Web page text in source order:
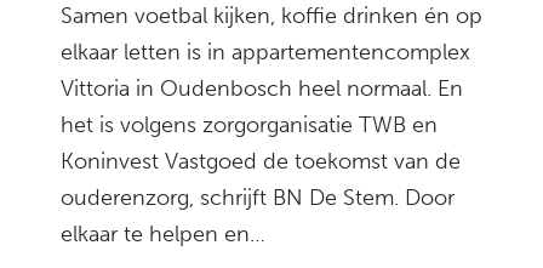
Samen voetbal kijken, koffie drinken én op
elkaar letten is in appartementencomplex
Vittoria in Oudenbosch heel normaal. En
het is volgens zorgorganisatie TWB en
Koninvest Vastgoed de toekomst van de
ouderenzorg, schrijft BN De Stem. Door
elkaar te helpen en…